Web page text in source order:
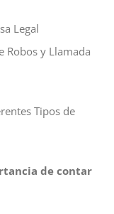
Legal
Robos y Llamada
Tipos de
de contar